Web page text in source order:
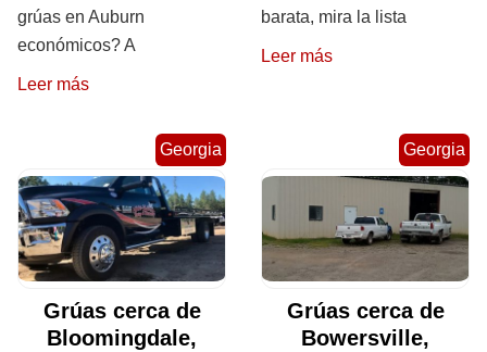
grúas en Auburn
económicos? A
Leer más
barata, mira la lista
Leer más
Georgia
Grúas cerca de
Bloomingdale,
Georgia
Grúas cerca de
Bowersville,